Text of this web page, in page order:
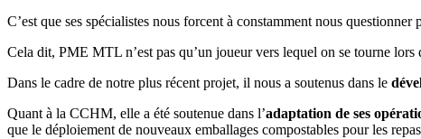
C’est que ses spécialistes nous forcent à constamment nous
Cela dit, PME MTL n’est pas qu’un joueur vers lequel on se tourne lors
Dans le cadre de notre plus récent projet, il nous a soutenus dans le
Quant à la CCHM, elle a été soutenue dans l’adaptation de ses
que le déploiement de nouveaux emballages compostables pour les